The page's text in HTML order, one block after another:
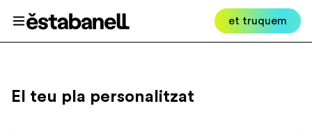
Obrir el menú
Estabanell et truquem
El teu pla personalitzat